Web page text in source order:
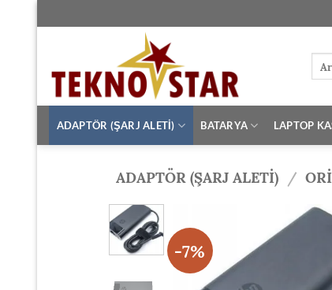
İçeriğe
atla
Ara:
ADAPTÖR (ŞARJ ALETİ) BATARYA LAPTOP
ADAPTÖR (ŞARJ ALETİ) /
-7%